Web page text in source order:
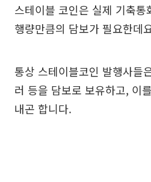
스테이블 코인은 실제 기축
행량만큼의 담보가 필요한데
통상 스테이블코인 발행사들
러 등을 담보로 보유하고, 이
내곤 합니다.